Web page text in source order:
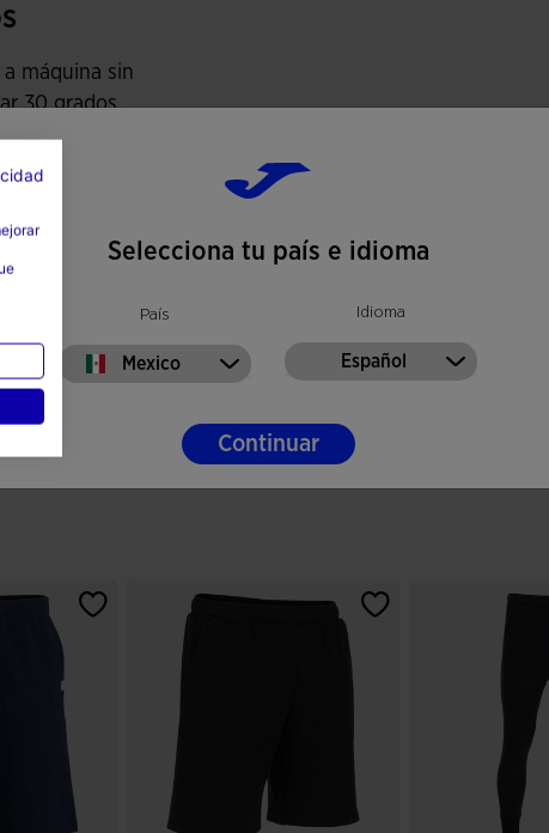
a máquina sin
30 grados
a
máxima
en seco
Selecciona tu país e idioma
País
Mexico
Idioma
Español
Continuar